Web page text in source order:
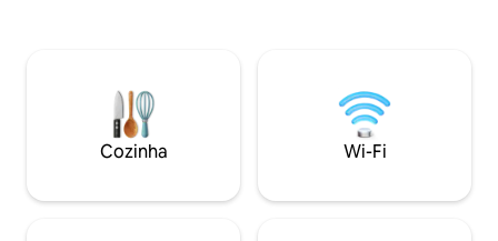
total independência e privacidade.
Refúgio perfeito para quem ama a
natureza, nos limites da floresta. A 8
minutos do Lago Baldeney. Transporte
até o trem S-6)
Cozinha Wi-Fi